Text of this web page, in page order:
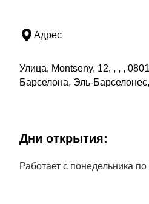
Адрес
Улица, Montseny, 12, , , ,
Барселона, Эль-
Дни открытия:
Работает с понедельника по